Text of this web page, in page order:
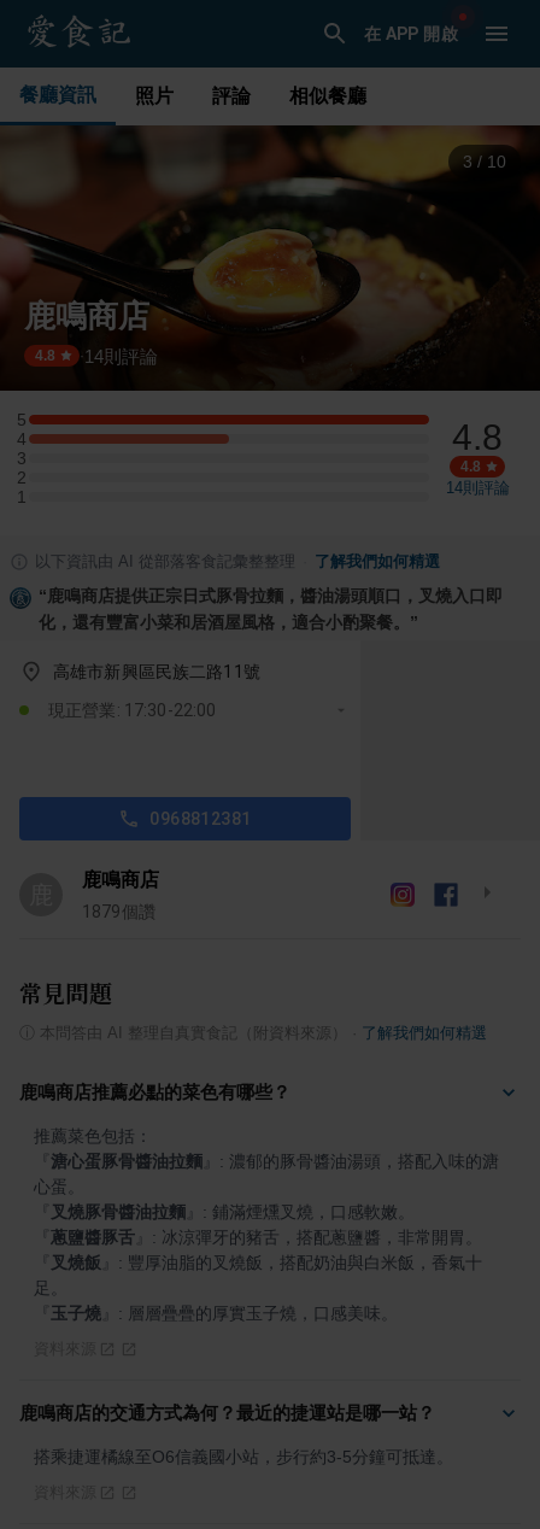
在 APP 開啟
餐廳資訊 照片 評論 相似餐廳
3 / 10
鹿鳴商店
4.8 ·14則評論
5
5 星：4 則評論
4
4 星：2 則評論
3
3 星：0 則評論
2
2 星：0 則評論
1
1 星：0 則評論
4.8
4.8
14則評論
以下資訊由 AI 從部落客食記彙整整理 了解我們如何精選
“ 鹿鳴商店提供正宗日式豚骨拉麵，醬油湯頭順口，叉燒入口即
化，還有豐富小菜和居酒屋風格，適合小酌聚餐。 ”
高雄市新興區民族二路11號
現正營業: 17:30-22:00
0968812381
鹿鳴商店
1879個讚
常見問題
本問答由 AI 整理自真實食記（附資料來源） 了解我們如何精選
鹿鳴商店推薦必點的菜色有哪些？
溏心蛋豚骨醬油拉麵
: 濃郁的豚骨醬油湯頭，搭配入味的溏
叉燒豚骨醬油拉麵
蔥鹽醬豚舌
叉燒飯
: 豐厚油脂的叉燒飯，搭配奶油與白米飯，香氣十
玉子燒 : 層層疊疊的厚實玉子燒，口感美味。
鹿鳴商店的交通方式為何？最近的捷運站是哪一站？
搭乘捷運橘線至O6信義國小站，步行約3-5分鐘可抵達。